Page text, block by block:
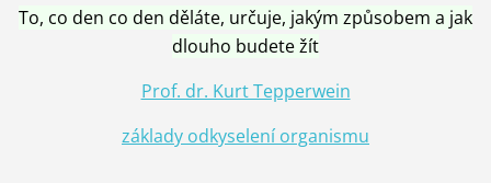
To, co den co den děláte, určuje, jakým způsobem a jak
dlouho budete žít
Prof. dr. Kurt Tepperwein
základy odkyselení organismu